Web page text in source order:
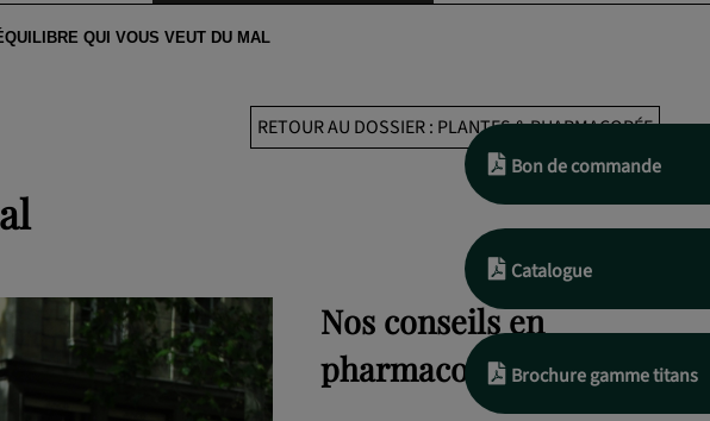
QUI VOUS VEUT DU MAL
RETOUR AU DOSSIER : PLANTES & PHARMACOPÉE
Nos conseils en
pharmacopée chinoise
Bon de commande
Catalogue
Brochure gamme titans